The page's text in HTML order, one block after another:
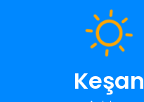
Keşan